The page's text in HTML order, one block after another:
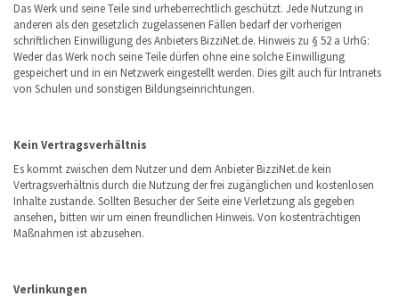
Das Werk und seine Teile sind urheberrechtlich geschützt. Jede Nutzung in
anderen als den gesetzlich zugelassenen Fällen bedarf der vorherigen
schriftlichen Einwilligung des Anbieters BizziNet.de. Hinweis zu § 52 a UrhG:
Weder das Werk noch seine Teile dürfen ohne eine solche Einwilligung
gespeichert und in ein Netzwerk eingestellt werden. Dies gilt auch für Intranets
von Schulen und sonstigen Bildungseinrichtungen.
Kein Vertragsverhältnis
Es kommt zwischen dem Nutzer und dem Anbieter BizziNet.de kein
Vertragsverhältnis durch die Nutzung der frei zugänglichen und kostenlosen
Inhalte zustande. Sollten Besucher der Seite eine Verletzung als gegeben
ansehen, bitten wir um einen freundlichen Hinweis. Von kostenträchtigen
Maßnahmen ist abzusehen.
Verlinkungen